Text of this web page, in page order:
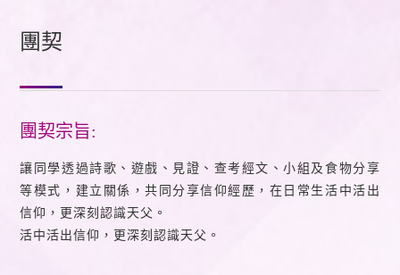
團契
團契宗旨:
讓同學透過詩歌、遊戲、見證、查考經文、小組及食物分享
等模式，建立關係，共同分享信仰經歷，在日常生活中活出
信仰，更深刻認識天父。
活中活出信仰，更深刻認識天父。